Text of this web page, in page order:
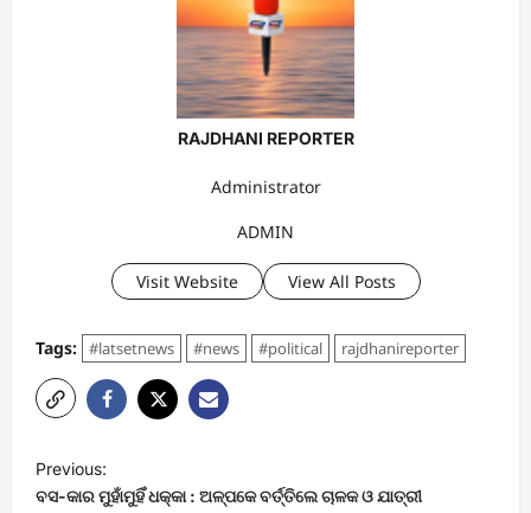
RAJDHANI REPORTER
Administrator
ADMIN
Visit Website View All Posts
Tags: #latsetnews #news #political rajdhanireporter
o
Previous:
ବସ-କାର ମୁହାଁମୁହିଁ ଧକ୍କା : ଅଳ୍ପକେ ବର୍ତ୍ତିଲେ ଚାଳକ ଓ ଯାତ୍ରୀ